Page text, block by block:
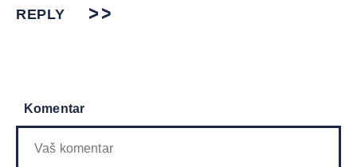
REPLY
Komentar